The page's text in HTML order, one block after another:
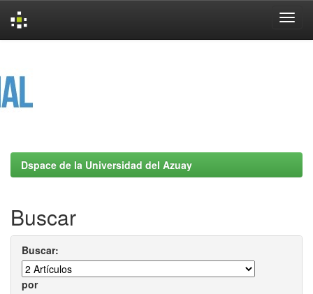
Dspace de la Universidad del Azuay
Buscar
Buscar:
por